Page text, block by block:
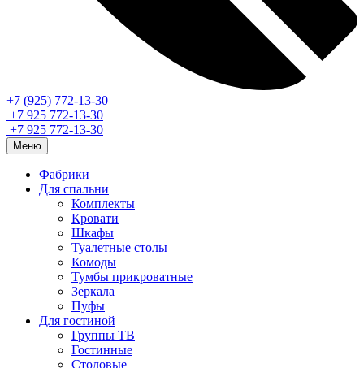
+7 (925) 772-13-30
+7 925 772-13-30
+7 925 772-13-30
Меню
Фабрики
Для спальни
Комплекты
Кровати
Шкафы
Туалетные столы
Комоды
Тумбы прикроватные
Зеркала
Пуфы
Для гостиной
Группы ТВ
Гостинные
Столовые